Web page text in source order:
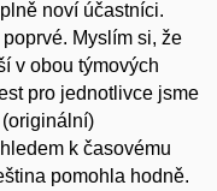
noví účastníci.
Myslím si, že
v obou týmových
pro jednotlivce jsme
k časovému
pomohla hodně.